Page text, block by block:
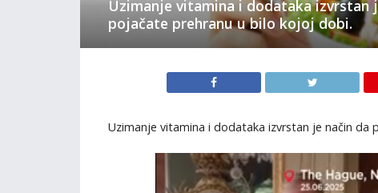
Uzimanje vitamina i dodataka izvrstan
pojačate prehranu u bilo kojoj dobi.
Uzimanje vitamina i dodataka izvrstan je način